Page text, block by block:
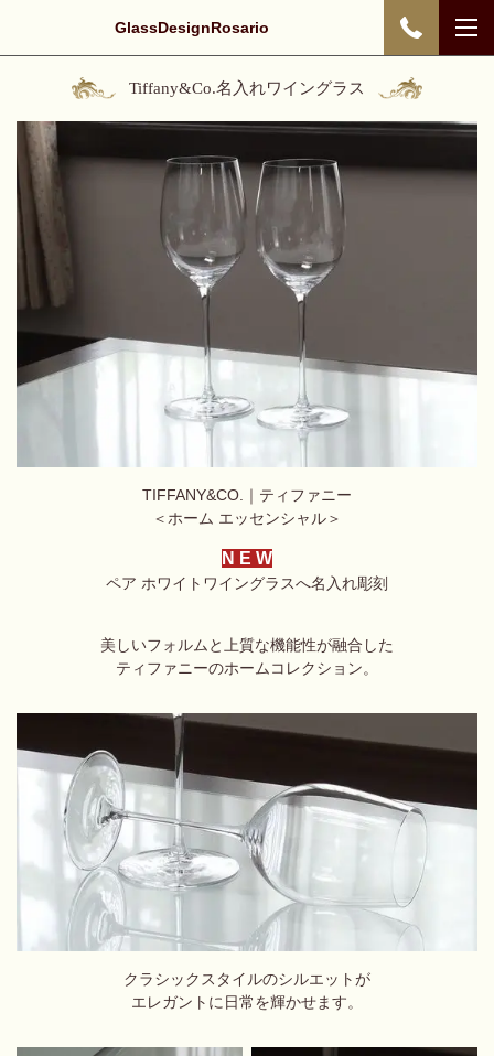
GlassDesignRosario
Tiffany&Co.名入れワイングラス
TIFFANY&CO.｜ティファニー
＜ホーム エッセンシャル＞
N E W
ペア ホワイト ワイングラスへ名入れ彫刻
美しいフォルムと上質な機能性が融合した
ティファニーのホームコレクション。
クラシックスタイルのシルエットが
エレガントに 日常を輝かせます。